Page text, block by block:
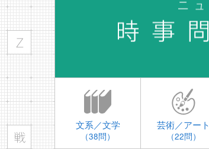
文系／文学
（38問）
芸術／アート
（22問）